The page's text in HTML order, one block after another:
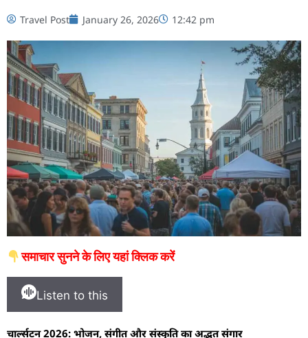
Travel Post January 26, 2026 12:42 pm
समाचार सुनने के लिए यहां क्लिक करें
Listen to this
चार्ल्सटन 2026: भोजन, संगीत और संस्कृति का अद्भुत संगार